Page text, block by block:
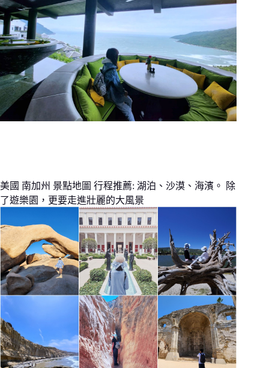
美國 南加州 景點地圖 行程推薦: 湖泊、沙漠、海濱。 除
了遊樂園，更要走進壯麗的大風景